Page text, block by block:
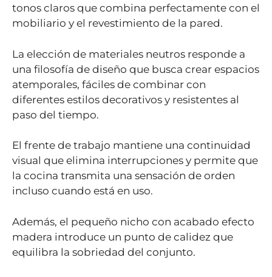
tonos claros que combina perfectamente con el
mobiliario y el revestimiento de la pared.
La elección de materiales neutros responde a
una filosofía de diseño que busca crear espacios
atemporales, fáciles de combinar con
diferentes estilos decorativos y resistentes al
paso del tiempo.
El frente de trabajo mantiene una continuidad
visual que elimina interrupciones y permite que
la cocina transmita una sensación de orden
incluso cuando está en uso.
Además, el pequeño nicho con acabado efecto
madera introduce un punto de calidez que
equilibra la sobriedad del conjunto.